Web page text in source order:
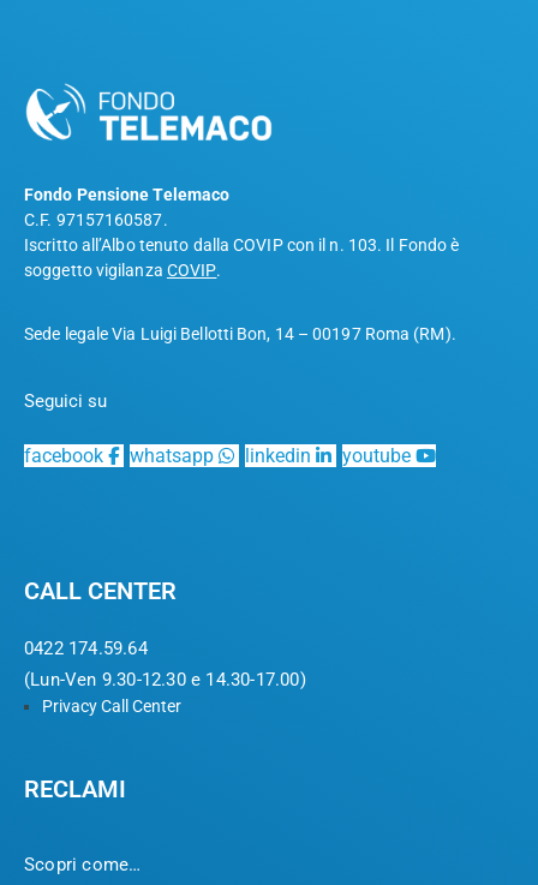
Fondo Pensione Telemaco
C.F. 97157160587.
Iscritto all’Albo tenuto dalla COVIP con il n. 103. Il Fondo è
soggetto vigilanza COVIP.
Sede legale Via Luigi Bellotti Bon, 14 – 00197 Roma (RM).
Seguici su
facebook whatsapp linkedin youtube
CALL CENTER
0422 174.59.64
(Lun-Ven 9.30-12.30 e 14.30-17.00)
Privacy Call Center
RECLAMI
Scopri come…